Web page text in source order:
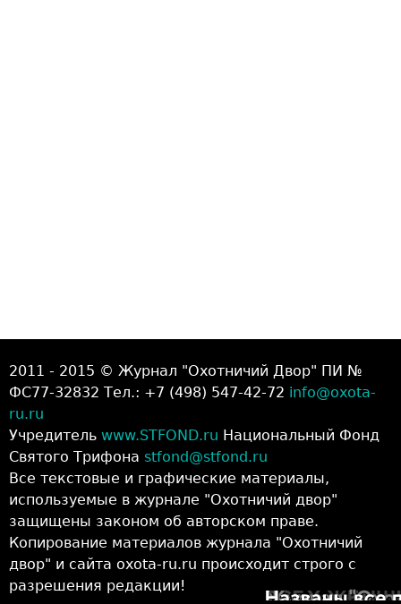
2011 - 2015 © Журнал "Охотничий Двор" ПИ №
ФС77-32832 Тел.: +7 (498) 547-42-72 info@oxota-
ru.ru
Учредитель www.STFOND.ru Национальный Фонд
Святого Трифона stfond@stfond.ru
Все текстовые и графические материалы,
используемые в журнале "Охотничий двор"
защищены законом об авторском праве.
Копирование материалов журнала "Охотничий
двор" и сайта oxota-ru.ru происходит строго с
разрешения редакции!